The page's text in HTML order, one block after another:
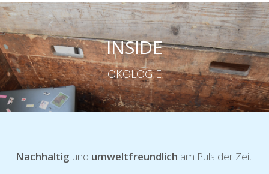
INSIDE
ÖKOLOGIE
Nachhaltig und umweltfreundlich am Puls der Zeit.